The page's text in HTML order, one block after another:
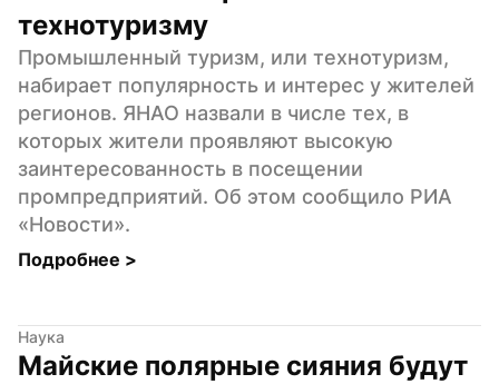
технотуризму
Промышленный туризм, или технотуризм,
набирает популярность и интерес у жителей
регионов. ЯНАО назвали в числе тех, в
которых жители проявляют высокую
заинтересованность в посещении
промпредприятий. Об этом сообщило РИА
«Новости».
Подробнее >
Наука
Майские полярные сияния будут